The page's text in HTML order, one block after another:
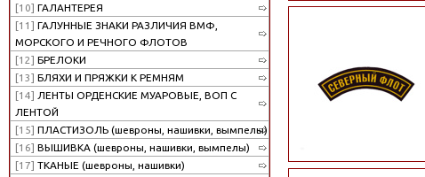
[10] ГАЛАНТЕРЕЯ
[11] ГАЛУННЫЕ ЗНАКИ РАЗЛИЧИЯ ВМФ,
МОРСКОГО И РЕЧНОГО ФЛОТОВ
[12] БРЕЛОКИ
[13] БЛЯХИ И ПРЯЖКИ К РЕМНЯМ
[14] ЛЕНТЫ ОРДЕНСКИЕ МУАРОВЫЕ, ВОП С
ЛЕНТОЙ
[15] ПЛАСТИЗОЛЬ (шевроны, нашивки, вымпелы)
[16] ВЫШИВКА (шевроны, нашивки, вымпелы)
[17] ТКАНЫЕ (шевроны, нашивки)